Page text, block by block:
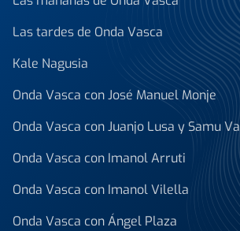
Las tardes de Onda Vasca
Kale Nagusia
Onda Vasca con José Manuel Monje
Onda Vasca con Juanjo Lusa y Samu
Onda Vasca con Imanol Arruti
Onda Vasca con Imanol Vilella
Onda Vasca con Ángel Plaza